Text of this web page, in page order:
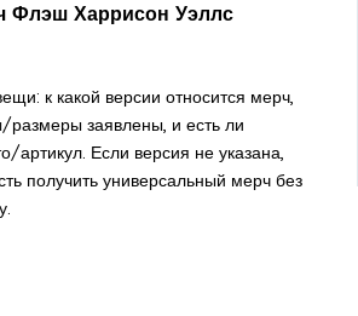
Флэш Харрисон Уэллс
к какой версии относится мерч,
размеры заявлены, и есть ли
артикул. Если версия не указана,
получить универсальный мерч без